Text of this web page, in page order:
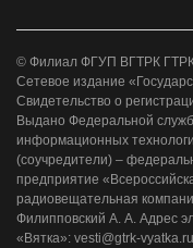
© Филиал ФГУП ВГТРК ГТРК
Сетевое издание
Свидетельство о
Выдано Федеральной
информационных
(соучредители) –
предприятие
радиовещательная
Филипповский А. А. Адрес
«Вятка»: vesti@gtrk-